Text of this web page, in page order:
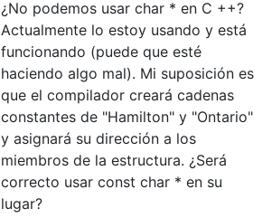
¿No podemos usar char * en C ++?
Actualmente lo estoy usando y está
funcionando (puede que esté
haciendo algo mal). Mi suposición es
que el compilador creará cadenas
constantes de "Hamilton" y "Ontario"
y asignará su dirección a los
miembros de la estructura. ¿Será
correcto usar const char * en su
lugar?